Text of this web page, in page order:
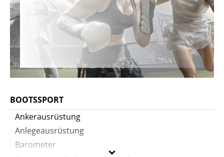
BOOTSSPORT
Ankerausrüstung
Anlegeausrüstung
Barometer